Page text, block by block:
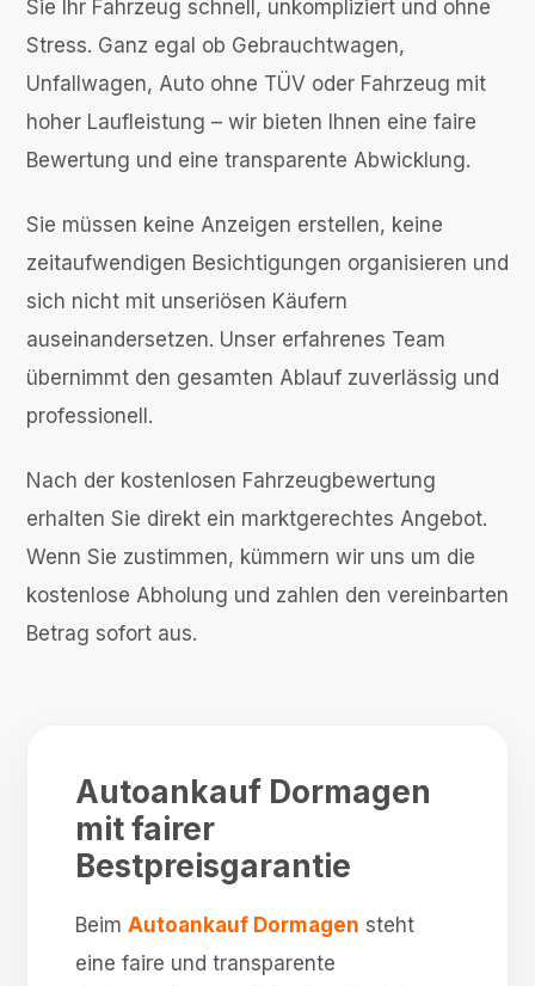
Sie Ihr Fahrzeug schnell, unkompliziert und ohne
Stress. Ganz egal ob Gebrauchtwagen,
Unfallwagen, Auto ohne TÜV oder Fahrzeug mit
hoher Laufleistung – wir bieten Ihnen eine faire
Bewertung und eine transparente Abwicklung.
Sie müssen keine Anzeigen erstellen, keine
zeitaufwendigen Besichtigungen organisieren und
sich nicht mit unseriösen Käufern
auseinandersetzen. Unser erfahrenes Team
übernimmt den gesamten Ablauf zuverlässig und
professionell.
Nach der kostenlosen Fahrzeugbewertung
erhalten Sie direkt ein marktgerechtes Angebot.
Wenn Sie zustimmen, kümmern wir uns um die
kostenlose Abholung und zahlen den vereinbarten
Betrag sofort aus.
Autoankauf Dormagen
mit fairer
Bestpreisgarantie
Beim Autoankauf Dormagen steht
eine faire und transparente